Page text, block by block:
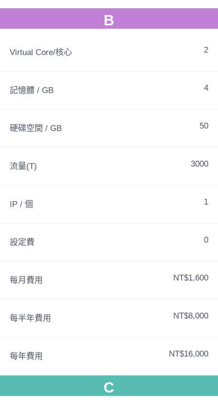
B
Virtual Core/核心 2
記憶體 / GB 4
硬碟空間 / GB 50
流量(T) 3000
IP / 個 1
設定費 0
每月費用 NT$1,600
每半年費用 NT$8,000
每年費用 NT$16,000
C